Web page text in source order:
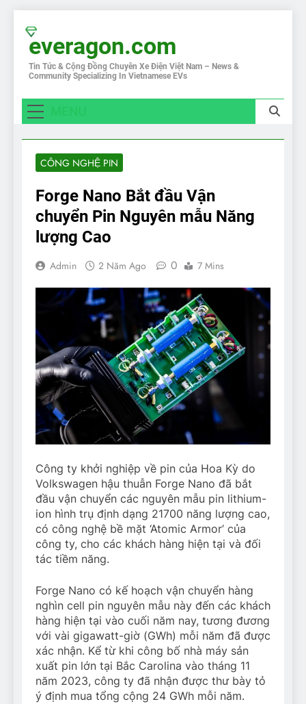
content
everagon.com
Tin Tức & Cộng Đồng Chuyên Xe Điện Việt Nam – News &
Community Specializing In Vietnamese EVs
CÔNG NGHỆ PIN
Forge Nano Bắt đầu Vận
chuyển Pin Nguyên mẫu Năng
lượng Cao
Admin 2 Năm Ago 0 7 Mins
Công ty khởi nghiệp về pin của Hoa Kỳ do
Volkswagen hậu thuẫn Forge Nano đã bắt
đầu vận chuyển các nguyên mẫu pin lithium-
ion hình trụ định dạng 21700 năng lượng cao,
có công nghệ bề mặt ‘Atomic Armor’ của
công ty, cho các khách hàng hiện tại và đối
tác tiềm năng.
Forge Nano có kế hoạch vận chuyển hàng
nghìn cell pin nguyên mẫu này đến các khách
hàng hiện tại vào cuối năm nay, tương đương
với vài gigawatt-giờ (GWh) mỗi năm đã được
xác nhận. Kể từ khi công bố nhà máy sản
xuất pin lớn tại Bắc Carolina vào tháng 11
năm 2023, công ty đã nhận được thư bày tỏ
ý định mua tổng cộng 24 GWh mỗi năm.